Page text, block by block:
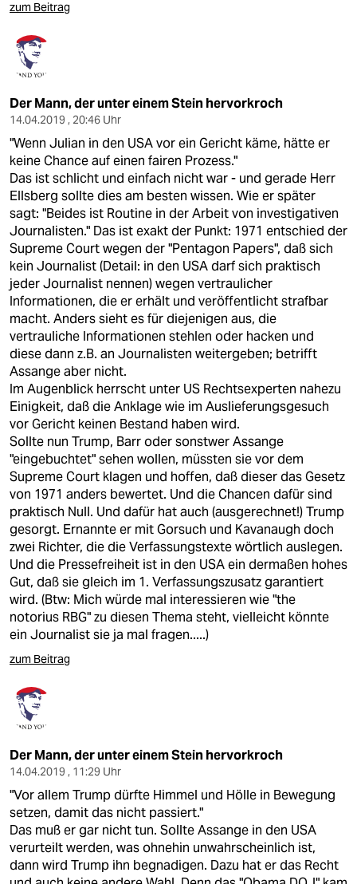
zum Beitrag
Der Mann, der unter einem Stein hervorkroch
14.04.2019 , 20:46 Uhr
"Wenn Julian in den USA vor ein Gericht käme, hätte er
keine Chance auf einen fairen Prozess."
Das ist schlicht und einfach nicht war - und gerade Herr
Ellsberg sollte dies am besten wissen. Wie er später
sagt: "Beides ist Routine in der Arbeit von investigativen
Journalisten." Das ist exakt der Punkt: 1971 entschied der
Supreme Court wegen der "Pentagon Papers", daß sich
kein Journalist (Detail: in den USA darf sich praktisch
jeder Journalist nennen) wegen vertraulicher
Informationen, die er erhält und veröffentlicht strafbar
macht. Anders sieht es für diejenigen aus, die
vertrauliche Informationen stehlen oder hacken und
diese dann z.B. an Journalisten weitergeben; betrifft
Assange aber nicht.
Im Augenblick herrscht unter US Rechtsexperten nahezu
Einigkeit, daß die Anklage wie im Auslieferungsgesuch
vor Gericht keinen Bestand haben wird.
Sollte nun Trump, Barr oder sonstwer Assange
"eingebuchtet" sehen wollen, müssten sie vor dem
Supreme Court klagen und hoffen, daß dieser das Gesetz
von 1971 anders bewertet. Und die Chancen dafür sind
praktisch Null. Und dafür hat auch (ausgerechnet!) Trump
gesorgt. Ernannte er mit Gorsuch und Kavanaugh doch
zwei Richter, die die Verfassungstexte wörtlich auslegen.
Und die Pressefreiheit ist in den USA ein dermaßen hohes
Gut, daß sie gleich im 1. Verfassungszusatz garantiert
wird. (Btw: Mich würde mal interessieren wie "the
notorius RBG" zu diesen Thema steht, vielleicht könnte
ein Journalist sie ja mal fragen.....)
zum Beitrag
Der Mann, der unter einem Stein hervorkroch
14.04.2019 , 11:29 Uhr
"Vor allem Trump dürfte Himmel und Hölle in Bewegung
setzen, damit das nicht passiert."
Das muß er gar nicht tun. Sollte Assange in den USA
verurteilt werden, was ohnehin unwahrscheinlich ist,
dann wird Trump ihn begnadigen. Dazu hat er das Recht